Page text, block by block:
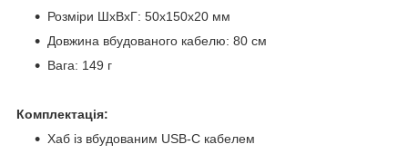
Розміри ШхВхГ: 50x150x20 мм
Довжина вбудованого кабелю: 80 см
Вага: 149 г
Комплектація:
Хаб із вбудованим USB-C кабелем